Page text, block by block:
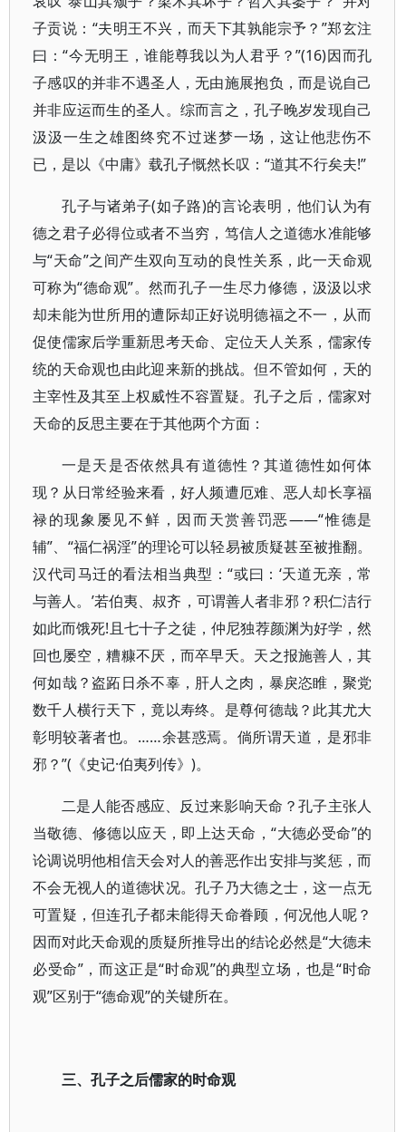
子贡说：“夫明王不兴，而天下其孰能宗予？”郑玄注
曰：“今无明王，谁能尊我以为人君乎？”(16)因而孔
子感叹的并非不遇圣人，无由施展抱负，而是说自己
并非应运而生的圣人。综而言之，孔子晚岁发现自己
汲汲一生之雄图终究不过迷梦一场，这让他悲伤不
已，是以《中庸》载孔子慨然长叹：“道其不行矣夫!”
孔子与诸弟子(如子路)的言论表明，他们认为有
德之君子必得位或者不当穷，笃信人之道德水准能够
与“天命”之间产生双向互动的良性关系，此一天命观
可称为“德命观”。然而孔子一生尽力修德，汲汲以求
却未能为世所用的遭际却正好说明德福之不一，从而
促使儒家后学重新思考天命、定位天人关系，儒家传
统的天命观也由此迎来新的挑战。但不管如何，天的
主宰性及其至上权威性不容置疑。孔子之后，儒家对
天命的反思主要在于其他两个方面：
一是天是否依然具有道德性？其道德性如何体
现？从日常经验来看，好人频遭厄难、恶人却长享福
禄的现象屡见不鲜，因而天赏善罚恶——“惟德是
辅”、“福仁祸淫”的理论可以轻易被质疑甚至被推翻。
汉代司马迁的看法相当典型：“或曰：‘天道无亲，常
与善人。’若伯夷、叔齐，可谓善人者非邪？积仁洁行
如此而饿死!且七十子之徒，仲尼独荐颜渊为好学，然
回也屡空，糟糠不厌，而卒早夭。天之报施善人，其
何如哉？盗跖日杀不辜，肝人之肉，暴戾恣睢，聚党
数千人横行天下，竟以寿终。是尊何德哉？此其尤大
彰明较著者也。……余甚惑焉。倘所谓天道，是邪非
邪？”(《史记·伯夷列传》)。
二是人能否感应、反过来影响天命？孔子主张人
当敬德、修德以应天，即上达天命，“大德必受命”的
论调说明他相信天会对人的善恶作出安排与奖惩，而
不会无视人的道德状况。孔子乃大德之士，这一点无
可置疑，但连孔子都未能得天命眷顾，何况他人呢？
因而对此天命观的质疑所推导出的结论必然是“大德未
必受命”，而这正是“时命观”的典型立场，也是“时命
观”区别于“德命观”的关键所在。
三、孔子之后儒家的时命观